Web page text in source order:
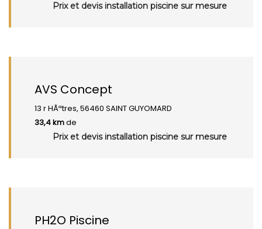
Prix et devis installation piscine sur mesure
AVS Concept
13 r HÃªtres, 56460 SAINT GUYOMARD
33,4 kmde
Prix et devis installation piscine sur mesure
PH2O Piscine